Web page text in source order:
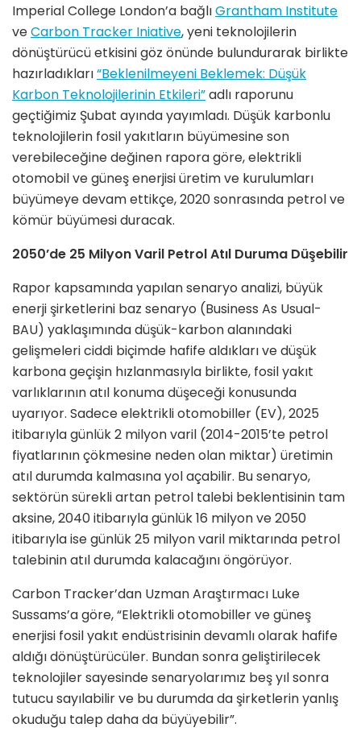
Imperial College London’a bağlıGrantham Institute
veCarbon Tracker Iniative, yeni teknolojilerin
dönüştürücü etkisini göz önünde bulundurarak birlikte
hazırladıkları“Beklenilmeyeni Beklemek: Düşük
Karbon Teknolojilerinin Etkileri”adlı raporunu
geçtiğimiz Şubat ayında yayımladı. Düşük karbonlu
teknolojilerin fosil yakıtların büyümesine son
verebileceğine değinen rapora göre, elektrikli
otomobil ve güneş enerjisi üretim ve kurulumları
büyümeye devam ettikçe, 2020 sonrasında petrol ve
kömür büyümesi duracak.
2050’de 25 Milyon Varil Petrol Atıl Duruma Düşebilir
Rapor kapsamında yapılan senaryo analizi, büyük
enerji şirketlerini baz senaryo (Business As Usual-
BAU) yaklaşımında düşük-karbon alanındaki
gelişmeleri ciddi biçimde hafife aldıkları ve düşük
karbona geçişin hızlanmasıyla birlikte, fosil yakıt
varlıklarının atıl konuma düşeceği konusunda
uyarıyor. Sadece elektrikli otomobiller (EV), 2025
itibarıyla günlük 2 milyon varil (2014-2015’te petrol
fiyatlarının çökmesine neden olan miktar) üretimin
atıl durumda kalmasına yol açabilir. Bu senaryo,
sektörün sürekli artan petrol talebi beklentisinin tam
aksine, 2040 itibarıyla günlük 16 milyon ve 2050
itibarıyla ise günlük 25 milyon varil miktarında petrol
talebinin atıl durumda kalacağını öngörüyor.
Carbon Tracker’dan Uzman Araştırmacı Luke
Sussams’a göre, “Elektrikli otomobiller ve güneş
enerjisi fosil yakıt endüstrisinin devamlı olarak hafife
aldığı dönüştürücüler. Bundan sonra geliştirilecek
teknolojiler sayesinde senaryolarımız beş yıl sonra
tutucu sayılabilir ve bu durumda da şirketlerin yanlış
okuduğu talep daha da büyüyebilir”.